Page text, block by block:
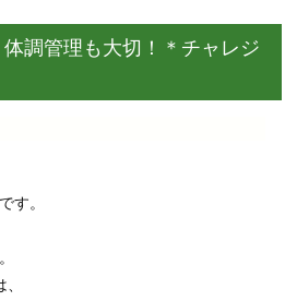
体調管理も大切！＊チャレジ
す。